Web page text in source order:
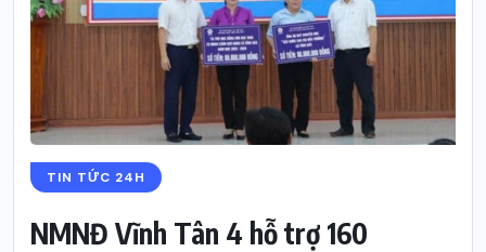
TIN TỨC 24H
NMNĐ Vĩnh Tân 4 hỗ trợ 160